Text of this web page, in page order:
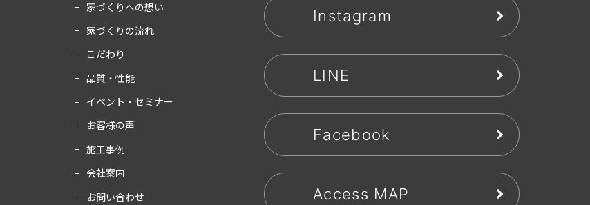
家づくりへの想い
家づくりの流れ
こだわり
品質・性能
イベント・セミナー
お客様の声
施工事例
会社案内
お問い合わせ
Instagram
LINE
Facebook
Access MAP